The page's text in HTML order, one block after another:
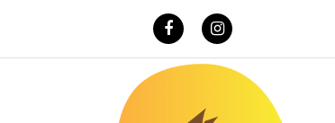
FacebookInstagram